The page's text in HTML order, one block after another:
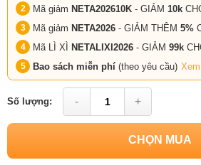
Mã giảm NETA202610K - GIẢM 10k
Mã giảm NETA2026 - GIẢM THÊM 5%
Mã LÌ XÌ NETALIXI2026 - GIẢM 99k
Bao sách miễn phí (theo yêu cầu)
Số lượng: - +
CHỌN MUA